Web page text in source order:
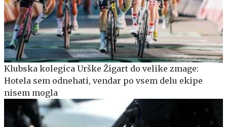
Klubska kolegica Urške Žigart do velike zmage:
Hotela sem odnehati, vendar po vsem delu ekipe
nisem mogla